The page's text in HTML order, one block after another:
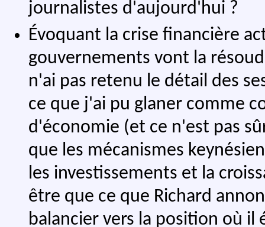
journalistes d'aujourd'hui ?
Évoquant la crise financière
gouvernements vont la
n'ai pas retenu le détail des
ce que j'ai pu glaner comme
d'économie (et ce n'est pas
que les mécanismes
les investissements et la
être que ce que Richard
balancier vers la position où il